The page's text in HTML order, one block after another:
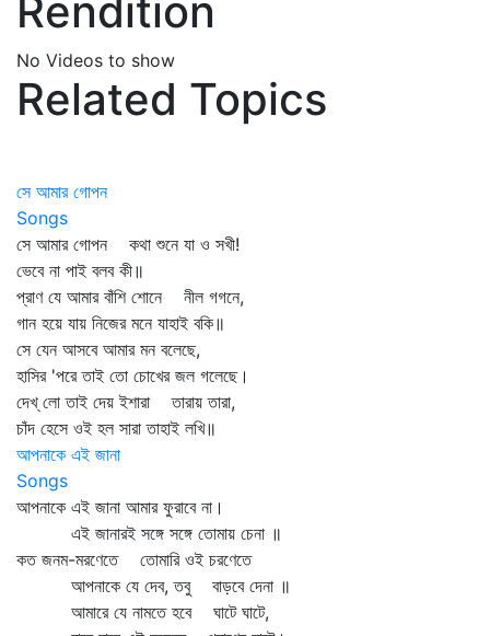
Rendition
No Videos to show
Related Topics
সে আমার গোপন
Songs
সে আমার গোপন কথা শুনে যা ও সখী!
ভেবে না পাই বলব কী॥
প্রাণ যে আমার বাঁশি শোনে নীল গগনে,
গান হয়ে যায় নিজের মনে যাহাই বকি॥
সে যেন আসবে আমার মন বলেছে,
হাসির 'পরে তাই তো চোখের জল গলেছে।
দেখ্‌ লো তাই দেয় ইশারা তারায় তারা,
চাঁদ হেসে ওই হল সারা তাহাই লখি॥
আপনাকে এই জানা
Songs
আপনাকে এই জানা আমার ফুরাবে না।
এই জানারই সঙ্গে সঙ্গে তোমায় চেনা ॥
কত জনম-মরণেতে তোমারি ওই চরণেতে
আপনাকে যে দেব, তবু বাড়বে দেনা ॥
আমারে যে নামতে হবে ঘাটে ঘাটে,